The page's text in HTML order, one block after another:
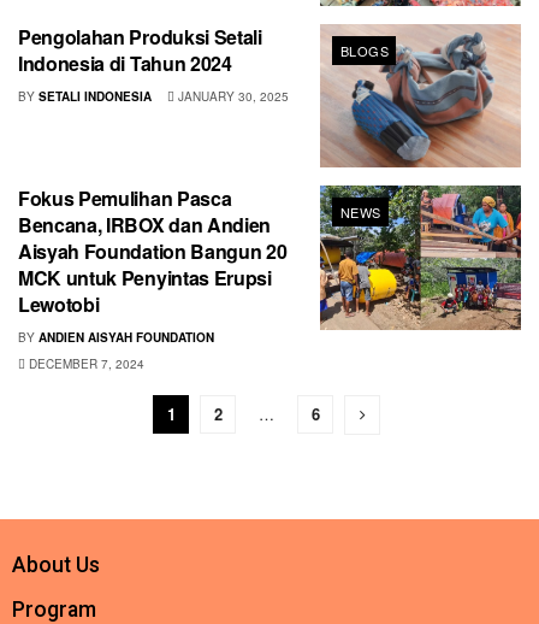
BLOGS
Pengolahan Produksi Setali
Indonesia di Tahun 2024
BY SETALI INDONESIA JANUARY 30, 2025
NEWS
Fokus Pemulihan Pasca
Bencana, IRBOX dan Andien
Aisyah Foundation Bangun 20
MCK untuk Penyintas Erupsi
Lewotobi
BY ANDIEN AISYAH FOUNDATION
DECEMBER 7, 2024
1 2 … 6
About Us
Program